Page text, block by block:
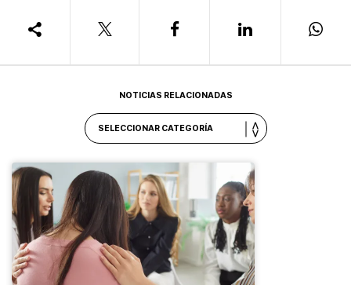
NOTICIAS RELACIONADAS